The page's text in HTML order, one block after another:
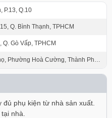
P.13, Q.10
Q. Bình Thạnh, TPHCM
Q. Gò Vấp, TPHCM
Phường Hoà Cường, Thành Phố
phụ kiện từ nhà sản xuất.
nhà.